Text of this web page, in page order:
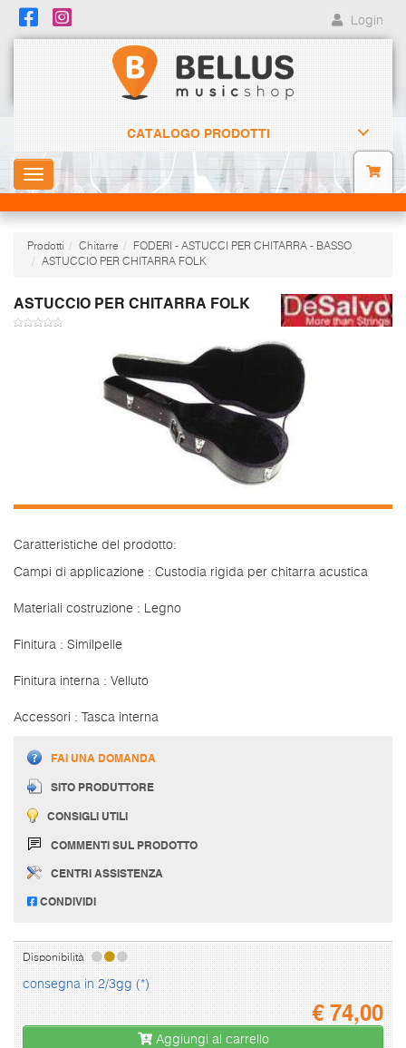
Login
CATALOGO PRODOTTI
Toggle
navigation
Prodotti Chitarre
FODERI - ASTUCCI PER CHITARRA - BASSO
ASTUCCIO PER CHITARRA FOLK
ASTUCCIO PER CHITARRA FOLK
Caratteristiche del prodotto:
Campi di applicazione : Custodia rigida per chitarra acustica
Materiali costruzione : Legno
Finitura : Similpelle
Finitura interna : Velluto
Accessori : Tasca interna
FAI UNA DOMANDA
SITO PRODUTTORE
CONSIGLI UTILI
COMMENTI SUL PRODOTTO
CENTRI ASSISTENZA
CONDIVIDI
Disponibilità
consegna in 2/3gg (*)
€74,00
Aggiungi al carrello